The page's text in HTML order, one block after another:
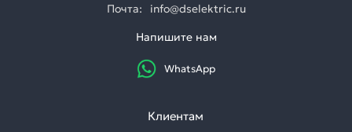
Почта:
info@dselektric.ru
Напишите нам
WhatsApp
Клиентам